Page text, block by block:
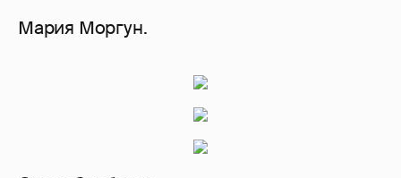
Мария Моргун.